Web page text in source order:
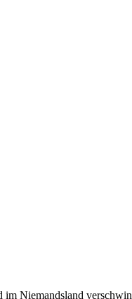
Niemandsland